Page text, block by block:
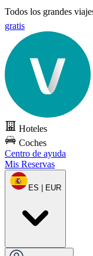
Todos los grandes
gratis
Hoteles
Coches
Centro de ayuda
Mis Reservas
ES | EUR